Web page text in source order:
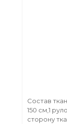
Состав
150 см,1
сторону